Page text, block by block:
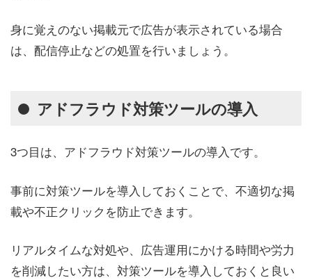
身に覚えのない掲載元で広告が表示されている場合
は、配信停止などの処置を行いましょう。
アドフラウド対策ツールの導入
3つ目は、アドフラウド対策ツールの導入です。
事前に対策ツールを導入しておくことで、不適切な掲
載や不正クリックを防止できます。
リアルタイムな対処や、広告運用にかける時間や労力
を削減したい方は、対策ツールを導入しておくと良い